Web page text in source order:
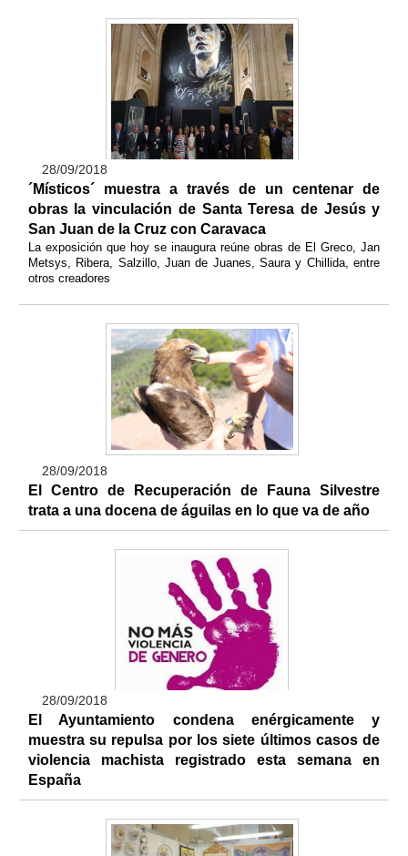
28/09/2018
´Místicos´ muestra a través de un centenar de
obras la vinculación de Santa Teresa de Jesús y
San Juan de la Cruz con Caravaca
La exposición que hoy se inaugura reúne obras de El Greco, Jan
Metsys, Ribera, Salzillo, Juan de Juanes, Saura y Chillida, entre
otros creadores
28/09/2018
El Centro de Recuperación de Fauna Silvestre
trata a una docena de águilas en lo que va de año
28/09/2018
El Ayuntamiento condena enérgicamente y
muestra su repulsa por los siete últimos casos de
violencia machista registrado esta semana en
España